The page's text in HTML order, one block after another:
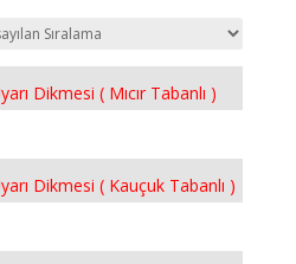
Dikmesi ( Mıcır Tabanlı )
Dikmesi ( Kauçuk Tabanlı )